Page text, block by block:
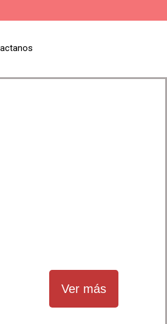
Ver más